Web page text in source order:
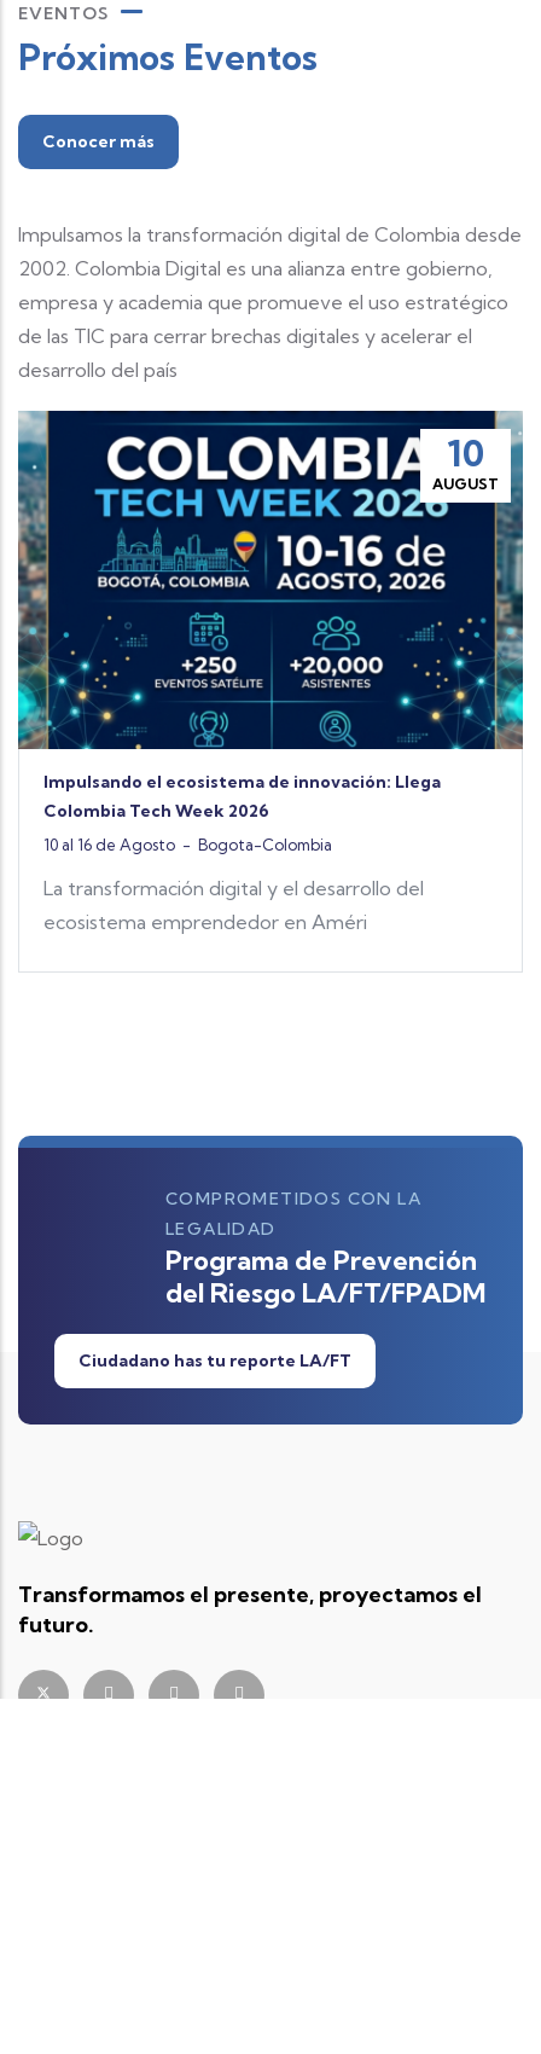
EVENTOS
Próximos Eventos
Conocer más
Impulsamos la transformación digital de Colombia desde
2002. Colombia Digital es una alianza entre gobierno,
empresa y academia que promueve el uso estratégico
de las TIC para cerrar brechas digitales y acelerar el
desarrollo del país
10
AUGUST
Impulsando el ecosistema de innovación: Llega
Colombia Tech Week 2026
10 al 16 de Agosto - Bogota-Colombia
La transformación digital y el desarrollo del
ecosistema emprendedor en Améri
COMPROMETIDOS CON LA
LEGALIDAD
Programa de Prevención
del Riesgo LA/FT/FPADM
Ciudadano has tu reporte LA/FT
Transformamos el presente, proyectamos el
futuro.